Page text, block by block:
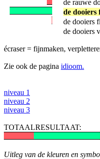
de rauwe
de dooiers
de dooiers
de dooiers
écraser = fijnmaken,
Zie ook de pagina idioom.
niveau 1
niveau 2
niveau 3
TOTAALRESULTAAT:
Uitleg van de kleuren en